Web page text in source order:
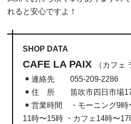
れると安心ですよ！
SHOP DATA
CAFE LA PAIX
（カフェ
連絡先 055-209-2286
住 所 笛吹市四日市場
営業時間 ・モーニング9時
11時〜15時 ・カフェ14時〜17